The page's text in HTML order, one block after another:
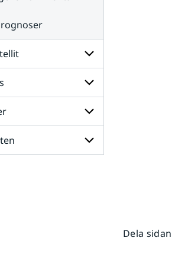
Undersidor
för
Radar
och
satellit
Undersidor
för
Väder
till
havs
Undersidor
för
Dela sidan